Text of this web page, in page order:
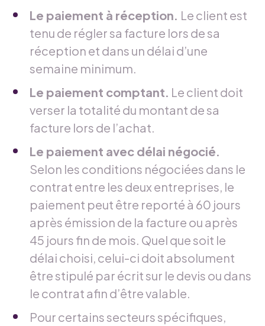
Le paiement à réception. Le client est
tenu de régler sa facture lors de sa
réception et dans un délai d’une
semaine minimum.
Le paiement comptant. Le client doit
verser la totalité du montant de sa
facture lors de l’achat.
Le paiement avec délai négocié.
Selon les conditions négociées dans le
contrat entre les deux entreprises, le
paiement peut être reporté à 60 jours
après émission de la facture ou après
45 jours fin de mois. Quel que soit le
délai choisi, celui-ci doit absolument
être stipulé par écrit sur le devis ou dans
le contrat afin d’être valable.
Pour certains secteurs spécifiques,